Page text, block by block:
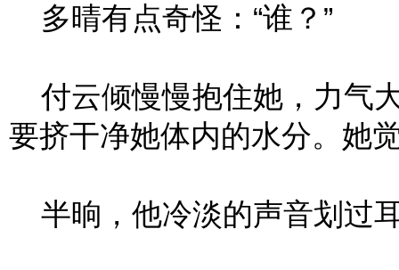
多晴有点奇怪：“谁？”
付云倾慢慢抱住她，力气
要挤干净她体内的水分。她
半晌，他冷淡的声音划过